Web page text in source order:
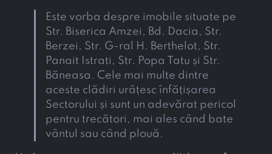
Este vorba despre imobile situate pe
Str. Biserica Amzei, Bd. Dacia, Str.
Berzei, Str. G-ral H. Berthelot, Str.
Panait Istrati, Str. Popa Tatu și Str.
Băneasa. Cele mai multe dintre
aceste clădiri urâțesc înfățișarea
Sectorului și sunt un adevărat pericol
pentru trecători, mai ales când bate
vântul sau când plouă.